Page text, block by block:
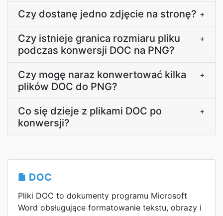
Czy dostanę jedno zdjęcie na stronę? +
Czy istnieje granica rozmiaru pliku
podczas konwersji DOC na PNG?
+
Czy mogę naraz konwertować kilka
plików DOC do PNG?
+
Co się dzieje z plikami DOC po
konwersji?
+
DOC
Pliki DOC to dokumenty programu Microsoft
Word obsługujące formatowanie tekstu, obrazy i